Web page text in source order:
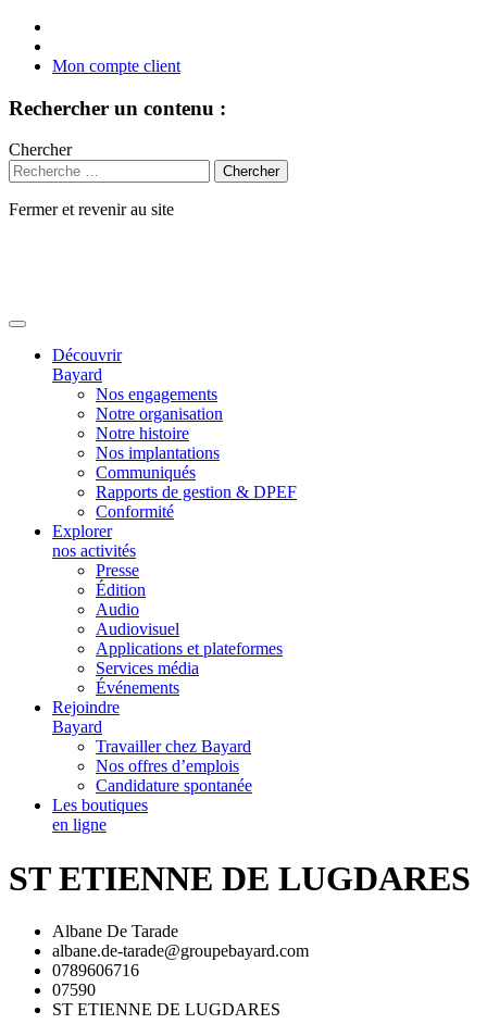
Mon compte client
Rechercher un contenu :
Chercher
Fermer et revenir au site
Découvrir
Bayard
Nos engagements
Notre organisation
Notre histoire
Nos implantations
Communiqués
Rapports de gestion & DPEF
Conformité
Explorer
nos activités
Presse
Édition
Audio
Audiovisuel
Applications et plateformes
Services média
Événements
Rejoindre
Bayard
Travailler chez Bayard
Nos offres d’emplois
Candidature spontanée
Les boutiques
en ligne
ST ETIENNE DE LUGDARES
Albane De Tarade
albane.de-tarade@groupebayard.com
0789606716
07590
ST ETIENNE DE LUGDARES